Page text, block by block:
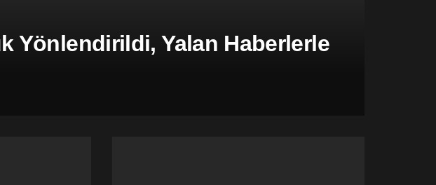
Yönlendirildi, Yalan Haberlerle